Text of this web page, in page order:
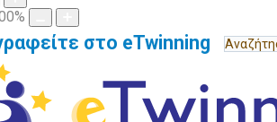
%
στο eTwinning